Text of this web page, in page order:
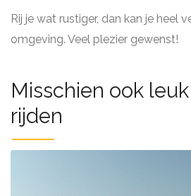
Rij je wat rustiger, dan kan je heel
omgeving. Veel plezier gewenst!
Misschien ook
rijden